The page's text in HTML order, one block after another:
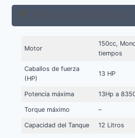
Motor
150cc,
tiempos
Caballos de fuerza
(HP)
13 HP
Potencia máxima 13Hp a
Torque máximo –
Capacidad del Tanque 12 Litros